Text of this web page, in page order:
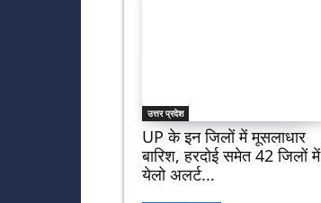
उत्तर प्रदेश
UP के इन जिलों में मूसलाधार
बारिश, हरदोई समेत 42 जिलों में
येलो अलर्ट...